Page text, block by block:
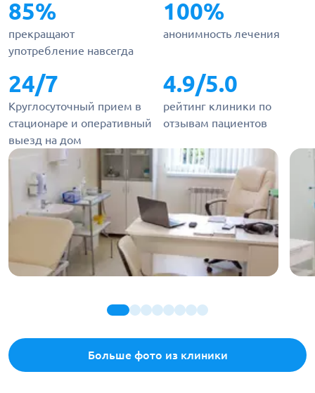
85%
прекращают
употребление навсегда
100%
анонимность лечения
24/7
Круглосуточный прием в
стационаре и оперативный
выезд на дом
4.9/5.0
рейтинг клиники по
отзывам пациентов
Больше фото из клиники